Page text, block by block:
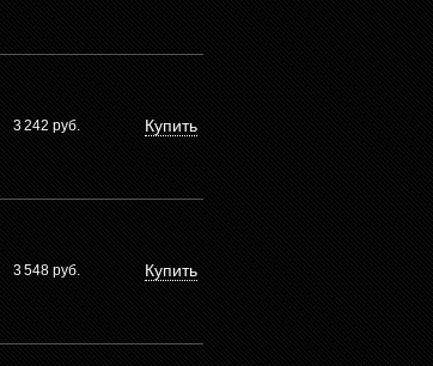
3 242 руб. Купить
3 548 руб. Купить